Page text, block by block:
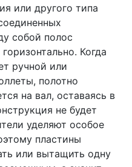
или другого типа
собой полос
Когда
ручной или
полотно
на вал, оставаясь в
не будет
уделяют особое
пластины
или вытащить одну